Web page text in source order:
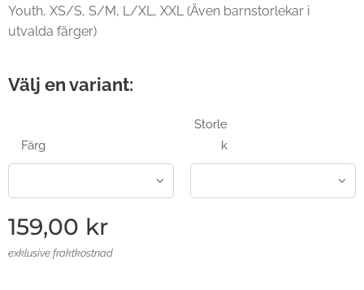
Youth, XS/S, S/M, L/XL, XXL (Även barnstorlekar i
utvalda färger)
Välj en variant:
Färg
Storle
k
159,00 kr
exklusive fraktkostnad